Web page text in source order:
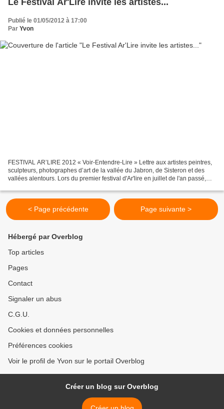
Publié le 01/05/2012 à 17:00
Par Yvon
FESTIVAL AR’LIRE 2012 « Voir-Entendre-Lire » Lettre aux artistes peintres,
sculpteurs, photographes d’art de la vallée du Jabron, de Sisteron et des
vallées alentours. Lors du premier festival d'Ar'lire en juillet de l'an passé,
< Page précédente Page suivante >
Hébergé par Overblog
Top articles
Pages
Contact
Signaler un abus
C.G.U.
Cookies et données personnelles
Préférences cookies
Voir le profil de Yvon sur le portail Overblog
Créer un blog sur Overblog